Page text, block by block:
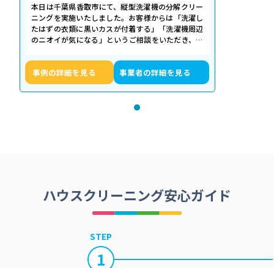
本日は千葉県香取市にて、縦型洗濯機の分解クリー
ニングを実施いたしました。お客様からは「洗濯し
たはずの衣類に黒いカスが付着する」「洗濯機周辺
のニオイが気になる」というご相談をいただき、内
事例の詳細を見る 事業者の詳細を見る
ハウスクリーニング安心ガイド
STEP
1